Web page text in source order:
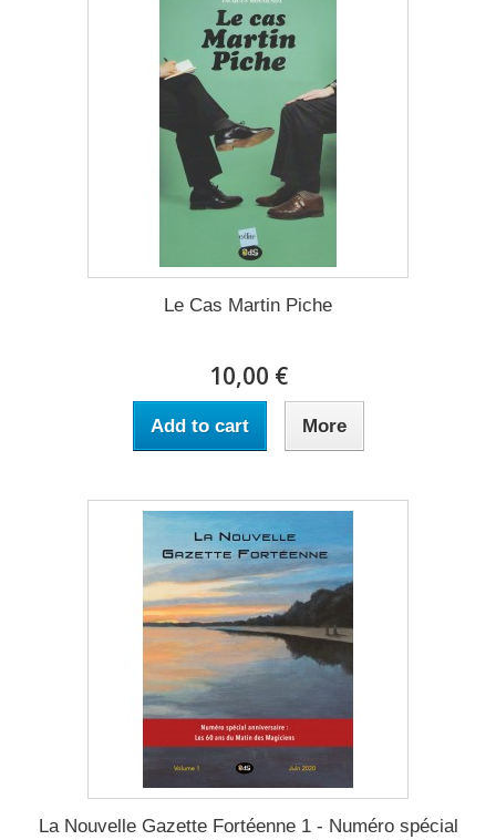
Le Cas Martin Piche
10,00 €
Add to cart More
La Nouvelle Gazette Fortéenne 1 - Numéro spécial